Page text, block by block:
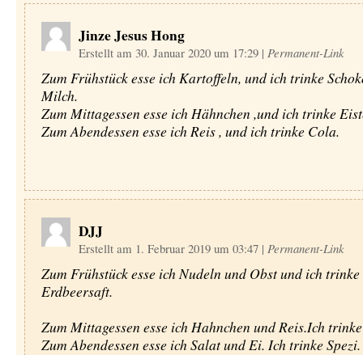
Jinze Jesus Hong
Erstellt am 30. Januar 2020 um 17:29 | Permanent-Link
Zum Frühstück esse ich Kartoffeln, und ich trinke
Milch.
Zum Mittagessen esse ich Hähnchen ,und ich trinke
Zum Abendessen esse ich Reis , und ich trinke Cola.
DJJ
Erstellt am 1. Februar 2019 um 03:47 | Permanent-Link
Zum Frühstück esse ich Nudeln und Obst und ich trinke
Erdbeersaft.
Zum Mittagessen esse ich Hahnchen und Reis.Ich
Zum Abendessen esse ich Salat und Ei. Ich trinke Spezi.